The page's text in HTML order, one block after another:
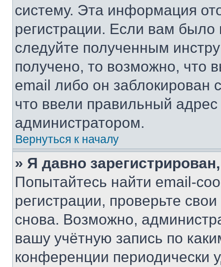
систему. Эта информация
регистрации. Если вам
следуйте полученным
получено, то возможно, что
email либо он
что ввели правильный адрес
администратором.
Вернуться к началу
» Я давно
Попытайтесь найти email-
регистрации, проверьте
снова. Возможно,
вашу учётную запись по
конференции периодически